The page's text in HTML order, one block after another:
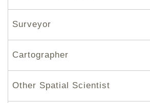
Surveyor
Cartographer
Other Spatial Scientist